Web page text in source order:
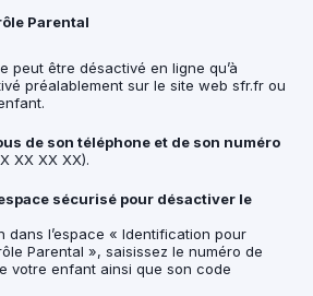
Parental
peut être désactivé en ligne qu’à
préalablement sur le site web sfr.fr ou
de son téléphone et de son numéro
XX XX XX).
sécurisé pour désactiver le
dans l’espace « Identification pour
Parental », saisissez le numéro de
votre enfant ainsi que son code